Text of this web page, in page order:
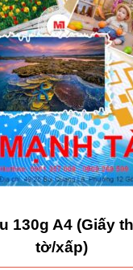
130g A4 (Giấy
tờ/xấp)